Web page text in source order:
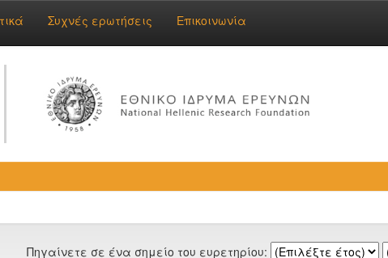
Συχνές ερωτήσεις Επικοινωνία
Πηγαίνετε σε ένα σημείο του ευρετηρίου: